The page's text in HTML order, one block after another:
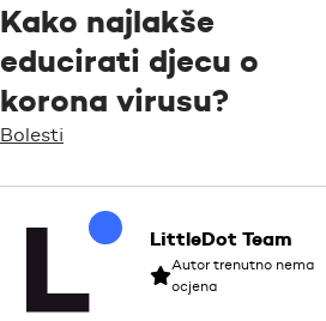
Kako najlakše
educirati djecu o
korona virusu?
Bolesti
LittleDot Team
Autor trenutno nema
ocjena